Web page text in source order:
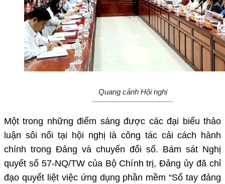
Quang cảnh Hội nghị
Một trong những điểm sáng được các đại biểu thảo
luận sôi nổi tại hội nghị là công tác cải cách hành
chính trong Đảng và chuyển đổi số. Bám sát Nghị
quyết số 57-NQ/TW của Bộ Chính trị, Đảng ủy đã chỉ
đạo quyết liệt việc ứng dụng phần mềm “Sổ tay đảng